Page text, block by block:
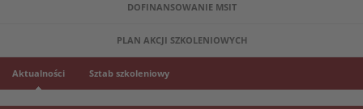
DOFINANSOWANIE MSIT
PLAN AKCJI SZKOLENIOWYCH
Aktualności Sztab szkoleniowy